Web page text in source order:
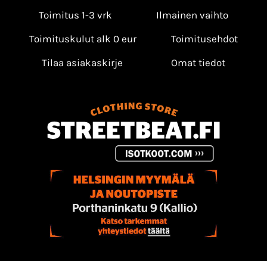
Toimitus 1-3 vrk
Ilmainen vaihto
Toimituskulut alk 0 eur
Toimitusehdot
Tilaa asiakaskirje
Omat tiedot